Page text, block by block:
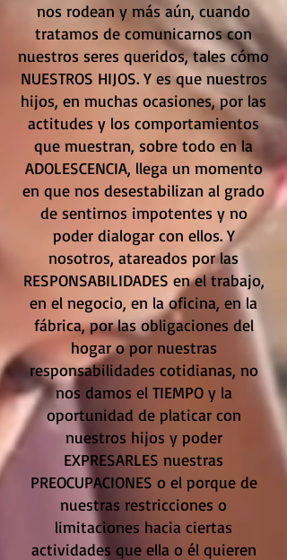
nos rodean y más aún, cuando
tratamos de comunicarnos con
nuestros seres queridos, tales cómo
NUESTROS HIJOS. Y es que nuestros
hijos, en muchas ocasiones, por las
actitudes y los comportamientos
que muestran, sobre todo en la
ADOLESCENCIA, llega un momento
en que nos desestabilizan al grado
de sentirnos impotentes y no
poder dialogar con ellos. Y
nosotros, atareados por las
RESPONSABILIDADES en el trabajo,
en el negocio, en la oficina, en la
fábrica, por las obligaciones del
hogar o por nuestras
responsabilidades cotidianas, no
nos damos el TIEMPO y la
oportunidad de platicar con
nuestros hijos y poder
EXPRESARLES nuestras
PREOCUPACIONES o el porque de
nuestras restricciones o
limitaciones hacia ciertas
actividades que ella o él quieren